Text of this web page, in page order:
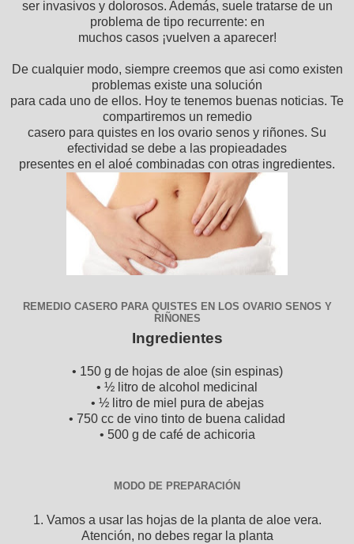
ser invasivos y dolorosos. Además, suele tratarse de un
problema de tipo recurrente: en
muchos casos ¡vuelven a aparecer!
De cualquier modo, siempre creemos que asi como existen
problemas existe una solución
para cada uno de ellos. Hoy te tenemos buenas noticias. Te
compartiremos un remedio
casero para quistes en los ovario senos y riñones. Su
efectividad se debe a las propieadades
presentes en el aloé combinadas con otras ingredientes.
REMEDIO CASERO PARA QUISTES EN LOS OVARIO SENOS Y
RIÑONES
Ingredientes
• 150 g de hojas de aloe (sin espinas)
• ½ litro de alcohol medicinal
• ½ litro de miel pura de abejas
• 750 cc de vino tinto de buena calidad
• 500 g de café de achicoria
MODO DE PREPARACIÓN
1. Vamos a usar las hojas de la planta de aloe vera.
Atención, no debes regar la planta